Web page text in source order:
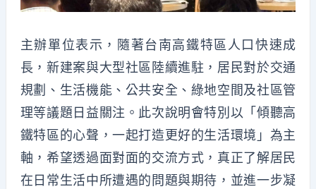
主辦單位表示，隨著台南高鐵特區人口快速成
長，新建案與大型社區陸續進駐，居民對於交通
規劃、生活機能、公共安全、綠地空間及社區管
理等議題日益關注。此次說明會特別以「傾聽高
鐵特區的心聲，一起打造更好的生活環境」為主
軸，希望透過面對面的交流方式，真正了解居民
在日常生活中所遭遇的問題與期待，並進一步凝